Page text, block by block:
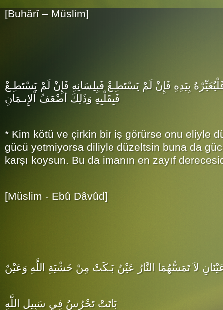
[Buhârî – Müslim]
بِيَدِهِ فَإِنْ لَمْ يَسْتَطِـعْ فَبِلِسَانِهِ فَإِنْ لَمْ يَسْتَطِـعْ
فَبِقَلْبِهِ وَذَلِكَ أضْعَفُ اْلإِيـمَانِ
* Kim kötü ve çirkin bir iş görürse onu eliyle
gücü yetmiyorsa diliyle düzeltsin buna da
karşı koysun. Bu da imanın en zayıf
[Müslim - Ebû Dâvûd]
لاَ تَمَسُّهُمَا النَّارُ عَيْنٌ بَـكَتْ مِنْ خَشْيَةِ اللَّهِ وَعَيْنٌ
بَاتَتْ تَحْرُسُ فِي سَبِيلِ اللَّهِ